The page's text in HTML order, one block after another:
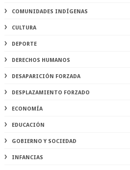
COMUNIDADES INDÍGENAS
CULTURA
DEPORTE
DERECHOS HUMANOS
DESAPARICIÓN FORZADA
DESPLAZAMIENTO FORZADO
ECONOMÍA
EDUCACIÓN
GOBIERNO Y SOCIEDAD
INFANCIAS